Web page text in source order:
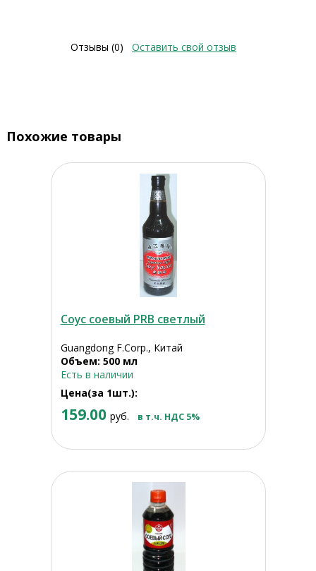
Отзывы (0) Оставить свой отзыв
Похожие товары
Соус соевый PRB светлый
Guangdong F.Corp., Китай
Объем: 500 мл
Есть в наличии
Цена(за 1шт.):
159.00 руб. в т.ч. НДС 5%